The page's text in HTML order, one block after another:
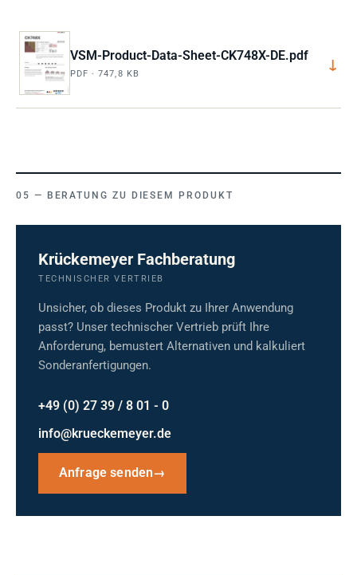
VSM-Product-Data-Sheet-CK748X-DE.pdf
PDF · 747,8 KB
↓
BERATUNG ZU DIESEM PRODUKT
Krückemeyer Fachberatung
TECHNISCHER VERTRIEB
Unsicher, ob dieses Produkt zu Ihrer Anwendung
passt? Unser technischer Vertrieb prüft Ihre
Anforderung, bemustert Alternativen und kalkuliert
Sonderanfertigungen.
+49 (0) 27 39 / 8 01 - 0
info@krueckemeyer.de
Anfrage senden→